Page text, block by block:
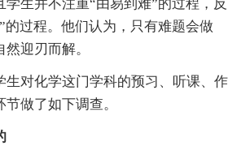
学生并不注重“由易到难”的过程，反
的过程。他们认为，只有难题会做
迎刃而解。
对化学这门学科的预习、听课、作
做了如下调查。